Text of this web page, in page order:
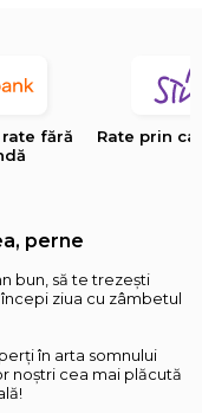
fără
Rate prin
perne
bun, să te trezești
ziua cu zâmbetul
în arta somnului
noștri cea mai plăcută